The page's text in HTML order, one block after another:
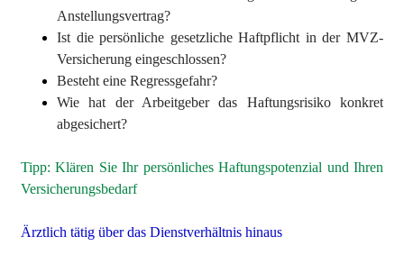
Anstellungsvertrag?
Ist die persönliche gesetzliche Haftpflicht in der MVZ-
Versicherung eingeschlossen?
Besteht eine Regressgefahr?
Wie hat der Arbeitgeber das Haftungsrisiko konkret
abgesichert?
Tipp: Klären Sie Ihr persönliches Haftungspotenzial und Ihren
Versicherungsbedarf
Ärztlich tätig über das Dienstverhältnis hinaus